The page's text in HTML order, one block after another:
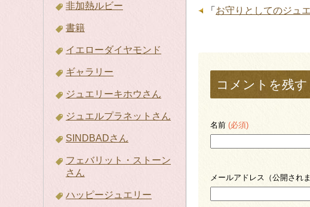
非加熱ルビー
書籍
イエローダイヤモンド
ギャラリー
ジュエリーキホウさん
ジュエルプラネットさん
SINDBADさん
フェバリット・ストーン
さん
ハッピージュエリー
「 お守りとしてのジュ
コメントを残す
名前 (必須)
メールアドレス（公開され